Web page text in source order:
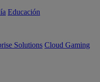
Educación
Solutions Cloud Gaming